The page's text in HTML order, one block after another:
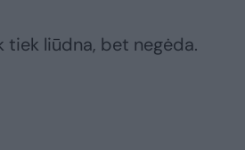
tiek liūdna, bet negėda.